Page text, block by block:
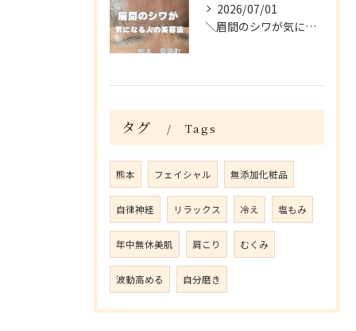
2026/07/01
＼眉間のシワが気になる人がやってる美容法／
タグ Tags
熊本 フェイシャル 無添加化粧品
自律神経 リラックス 冷え 塩もみ
年中無休美肌 肩こり むくみ
波動高める 自分磨き